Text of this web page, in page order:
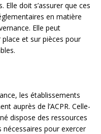
doit s’assurer que ces
en matière
Elle peut
et sur pièces pour
les établissements
auprès de l’ACPR. Celle-
dispose des ressources
pour exercer